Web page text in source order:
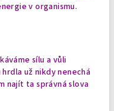
v organismu.
sílu a vůli
už nikdy nenechá
najít ta správná slova